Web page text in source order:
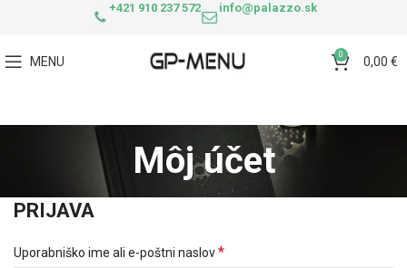
+421 910 237 572 info@palazzo.sk
MENU 0 0,00 €
Môj účet
PRIJAVA
Uporabniško ime ali e-poštni naslov*